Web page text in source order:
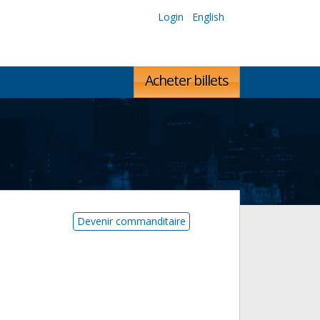
Login English
Acheter billets
Devenir commanditaire